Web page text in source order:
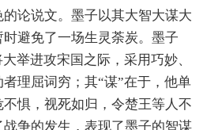
论说文。墨子以其大智大谋大
避免了一场生灵荼炭。墨子
举进攻宋国之际，采用巧妙、
理屈词穷；其“谋”在于，他单
惧，视死如归，令楚王等人不
争的发生，表现了墨子的智谋